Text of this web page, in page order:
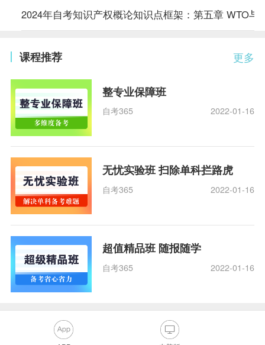
2024年自考知识产权概论知识点框架：第五章 WTO与
更多
课程推荐
整专业保障班
自考365 2022-01-16
无忧实验班 扫除单科拦路虎
自考365 2022-01-16
超值精品班 随报随学
自考365 2022-01-16